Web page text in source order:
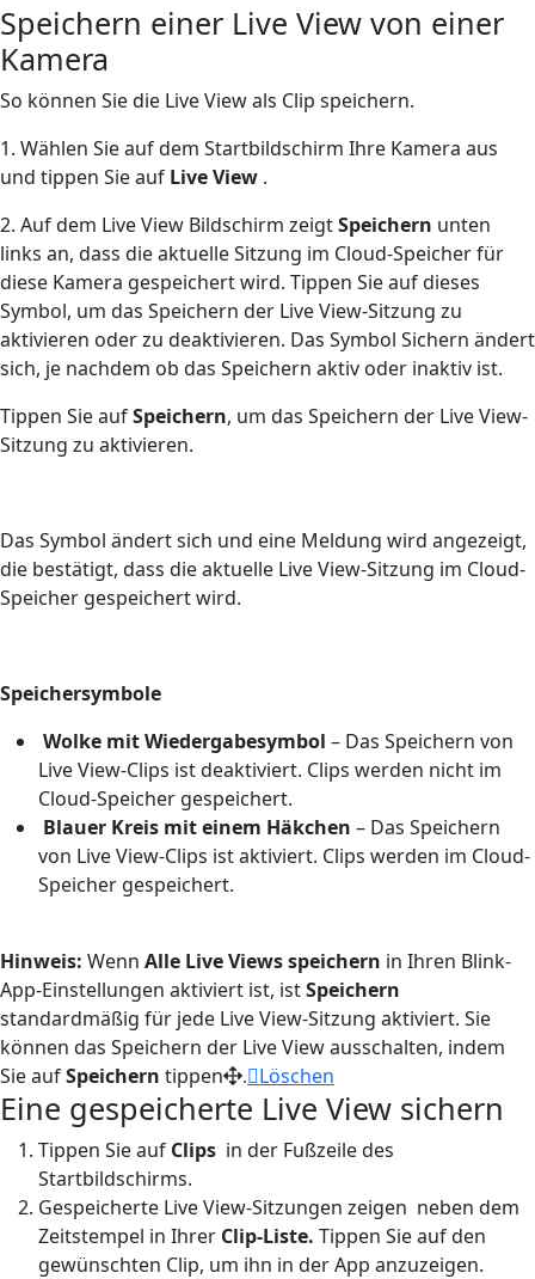
Speichern einer Live View von einer
Kamera
So können Sie die Live View als Clip speichern.
1. Wählen Sie auf dem Startbildschirm Ihre Kamera aus
und tippen Sie auf Live View .
2. Auf dem Live View Bildschirm zeigtSpeichern unten
links an, dass die aktuelle Sitzung im Cloud-Speicher für
diese Kamera gespeichert wird. Tippen Sie auf dieses
Symbol, um das Speichern der Live View-Sitzung zu
aktivieren oder zu deaktivieren. Das Symbol Sichern ändert
sich, je nachdem ob das Speichern aktiv oder inaktiv ist.
Tippen Sie aufSpeichern, um das Speichern der Live View-
Sitzung zu aktivieren.
Das Symbol ändert sich und eine Meldung wird angezeigt,
die bestätigt, dass die aktuelle Live View-Sitzung im Cloud-
Speicher gespeichert wird.
Speichersymbole
Wolke mit Wiedergabesymbol – Das Speichern von
Live View-Clips ist deaktiviert. Clips werden nicht im
Cloud-Speicher gespeichert.
Blauer Kreis mit einem Häkchen – Das Speichern
von Live View-Clips ist aktiviert. Clips werden im Cloud-
Speicher gespeichert.
Hinweis: Wenn Alle Live Views speichern in Ihren Blink-
App-Einstellungen aktiviert ist, istSpeichern
standardmäßig für jede Live View-Sitzung aktiviert. Sie
können das Speichern der Live View ausschalten, indem
Sie aufSpeichern tippen Löschen
Eine gespeicherte Live View sichern
Tippen Sie auf Clips in der Fußzeile des
Startbildschirms.
Gespeicherte Live View-Sitzungen zeigen neben dem
Zeitstempel in Ihrer Clip-Liste. Tippen Sie auf den
gewünschten Clip, um ihn in der App anzuzeigen.